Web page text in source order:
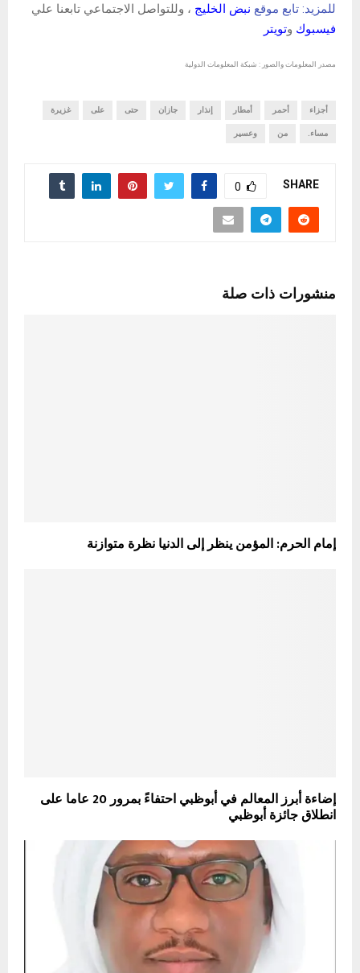
للمزيد: تابع موقع نبض الخليج ، وللتواصل الاجتماعي تابعنا علي
فيسبوك وتويتر
مصدر المعلومات والصور : شبكة المعلومات الدولية
أجزاء أحمر أمطار إنذار جازان حتى على غزيرة
مساء. من وعسير
SHARE
0
منشورات ذات صلة
إمام الحرم: المؤمن ينظر إلى الدنيا نظرة متوازنة
إضاءة أبرز المعالم في أبوظبي احتفاءً بمرور 20 عاما على
انطلاق جائزة أبوظبي